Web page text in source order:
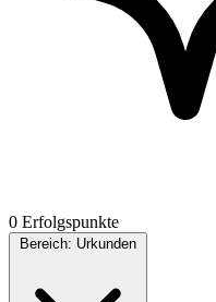
0 Erfolgspunkte
Bereich: Urkunden